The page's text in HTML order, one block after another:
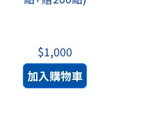
$1,000
加入購物車